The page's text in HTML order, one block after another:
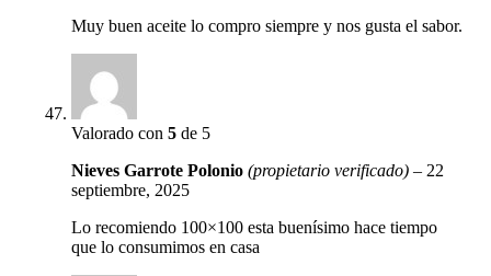
Muy buen aceite lo compro siempre y nos gusta el sabor.
Valorado con5 de 5
Nieves Garrote Polonio(propietario verificado) – 22
septiembre, 2025
Lo recomiendo 100×100 esta buenísimo hace tiempo
que lo consumimos en casa